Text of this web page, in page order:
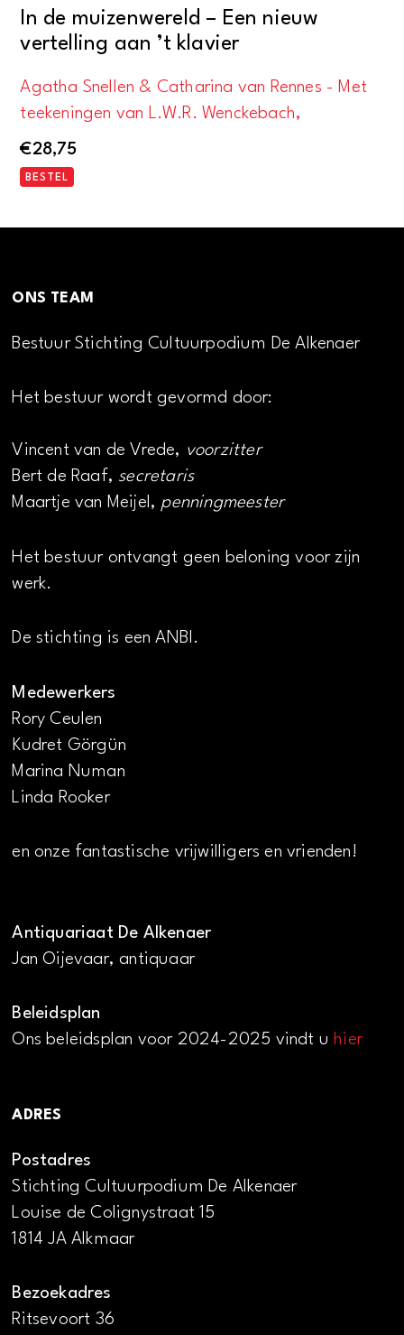
In de muizenwereld – Een nieuw
vertelling aan ’t klavier
Agatha Snellen & Catharina van Rennes - Met
teekeningen van L.W.R. Wenckebach,
€28,75
BESTEL
ONS TEAM
Bestuur Stichting Cultuurpodium De Alkenaer
Het bestuur wordt gevormd door:
Vincent van de Vrede, voorzitter
Bert de Raaf, secretaris
Maartje van Meijel, penningmeester
Het bestuur ontvangt geen beloning voor zijn
werk.
De stichting is een ANBI.
Medewerkers
Rory Ceulen
Kudret Görgün
Marina Numan
Linda Rooker
en onze fantastische vrijwilligers en vrienden!
Antiquariaat De Alkenaer
Jan Oijevaar, antiquaar
Beleidsplan
Ons beleidsplan voor 2024-2025 vindt uhier
ADRES
Postadres
Stichting Cultuurpodium De Alkenaer
Louise de Colignystraat 15
1814 JA Alkmaar
Bezoekadres
Ritsevoort 36